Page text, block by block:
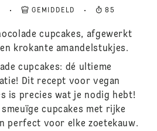
GEMIDDELD 85
cupcakes, afgewerkt
krokante amandelstukjes.
cupcakes: dé ultieme
Dit recept voor vegan
is precies wat je nodig hebt!
cupcakes met rijke
perfect voor elke zoetekauw.